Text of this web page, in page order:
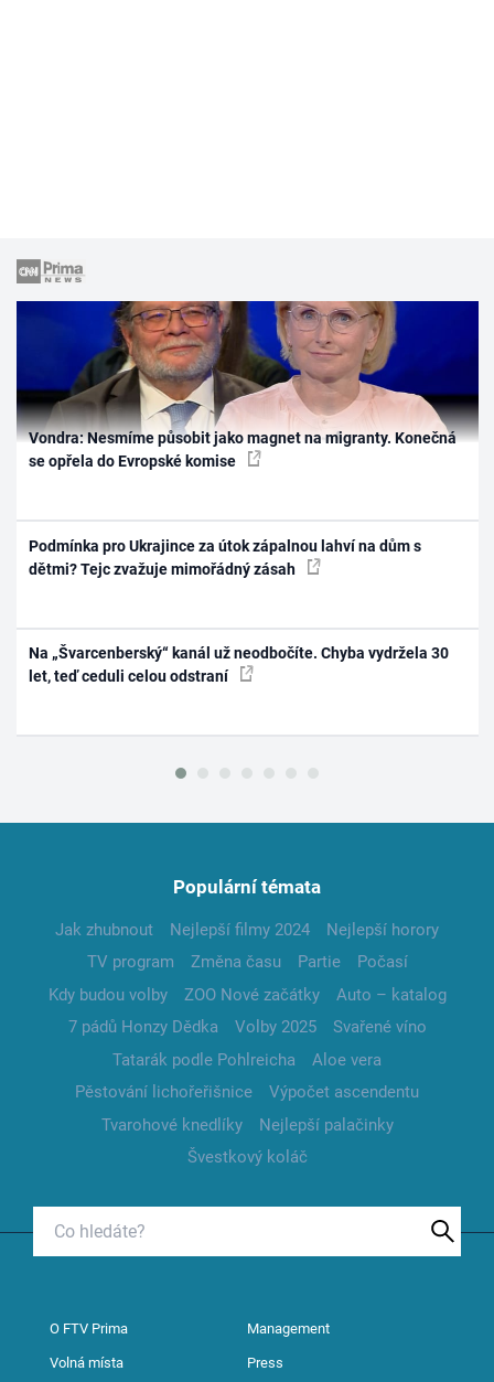
Vondra: Nesmíme působit jako magnet na migranty. Konečná
se opřela do Evropské komise
Podmínka pro Ukrajince za útok zápalnou lahví na dům s
dětmi? Tejc zvažuje mimořádný zásah
Na „Švarcenberský“ kanál už neodbočíte. Chyba vydržela 30
let, teď ceduli celou odstraní
Populární témata
Jak zhubnout Nejlepší filmy 2024
Nejlepší horory
TV program
Změna času Partie
Počasí
Kdy budou volby
ZOO Nové začátky
Auto – katalog
7 pádů Honzy Dědka
Volby 2025
Svařené víno
Tatarák podle Pohlreicha
Aloe vera
Pěstování lichořeřišnice
Výpočet ascendentu
Tvarohové knedlíky
Nejlepší palačinky
Švestkový koláč
O FTV Prima Management
Volná místa Press